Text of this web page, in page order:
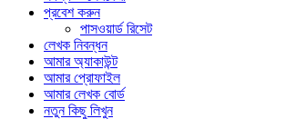
প্রবেশ করুন
পাসওয়ার্ড রিসেট
লেখক নিবন্ধন
আমার অ্যাকাউন্ট
আমার প্রোফাইল
আমার লেখক বোর্ড
নতুন কিছু লিখুন